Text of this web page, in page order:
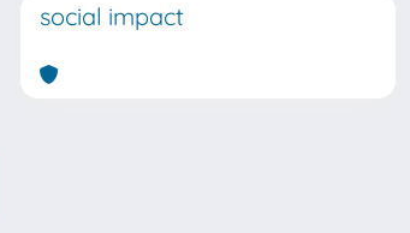
social impact